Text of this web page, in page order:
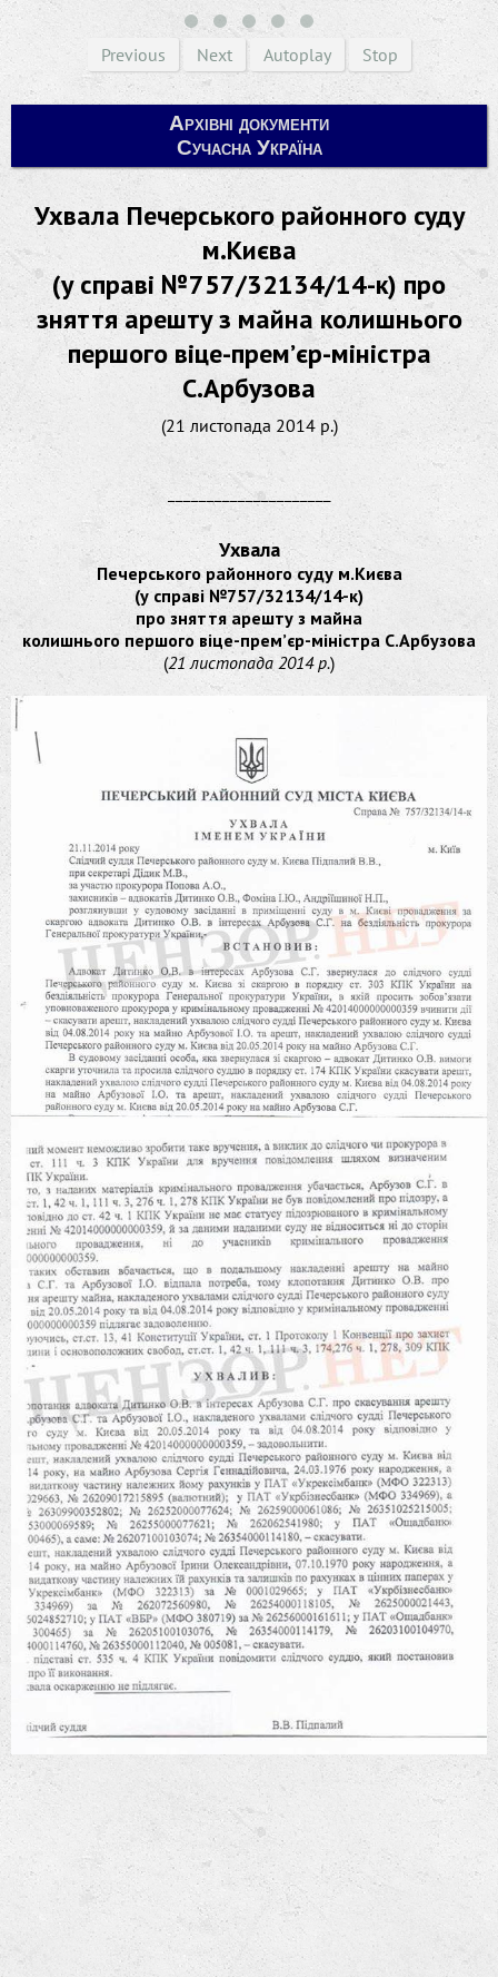
Previous Next Autoplay Stop
Архівні документи
Сучасна Україна
Ухвала Печерського районного суду
м.Києва
(у справі №757/32134/14-к) про
зняття арешту з майна колишнього
першого віце-прем’єр-міністра
С.Арбузова
(21 листопада 2014 р.)
_____________________
Ухвала
Печерського районного суду м.Києва
(у справі №757/32134/14-к)
про зняття арешту з майна
колишнього першого віце-прем’єр-міністра С.Арбузова
(21 листопада 2014 р.)